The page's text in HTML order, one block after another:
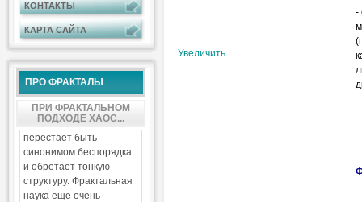
КОНТАКТЫ
КАРТА САЙТА
ПРО ФРАКТАЛЫ
ПРИ ФРАКТАЛЬНОМ
ПОДХОДЕ ХАОС...
перестает быть
синонимом беспорядка
и обретает тонкую
структуру. Фрактальная
наука еще очень
Увеличить
-